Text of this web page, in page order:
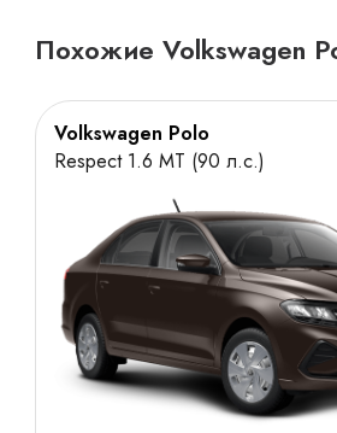
Похожие Volkswagen
Volkswagen Polo
Respect 1.6 MT (90 л.с.)